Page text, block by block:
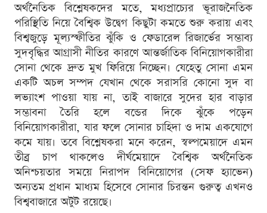
অর্থনৈতিক বিশ্লেষকদের মতে, মধ্যপ্রাচ্যের ভূরাজনৈতিক
পরিস্থিতি নিয়ে বৈশ্বিক উদ্বেগ কিছুটা কমতে শুরু করায় এবং
বিশ্বজুড়ে মূল্যস্ফীতির ঝুঁকি ও ফেডারেল রিজার্ভের সম্ভাব্য
সুদবৃদ্ধির আগ্রাসী নীতির কারণে আন্তর্জাতিক বিনিয়োগকারীরা
সোনা থেকে দ্রুত মুখ ফিরিয়ে নিচ্ছেন। যেহেতু সোনা এমন
একটি অচল সম্পদ যেখান থেকে সরাসরি কোনো সুদ বা
লভ্যাংশ পাওয়া যায় না, তাই বাজারে সুদের হার বাড়ার
সম্ভাবনা তৈরি হলে বন্ডের দিকে ঝুঁকে পড়েন
বিনিয়োগকারীরা, যার ফলে সোনার চাহিদা ও দাম একযোগে
কমে যায়। তবে বিশ্লেষকরা মনে করেন, স্বল্পমেয়াদে এমন
তীব্র চাপ থাকলেও দীর্ঘমেয়াদে বৈশ্বিক অর্থনৈতিক
অনিশ্চয়তার সময়ে নিরাপদ বিনিয়োগের (সেফ হ্যাভেন)
অন্যতম প্রধান মাধ্যম হিসেবে সোনার চিরন্তন গুরুত্ব এখনও
বিশ্ববাজারে অটুট রয়েছে।